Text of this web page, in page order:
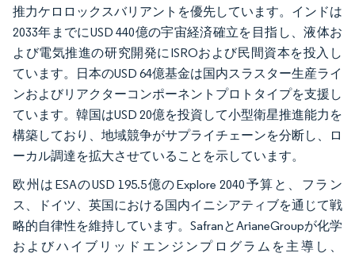
推力ケロロックスバリアントを優先しています。インドは
2033年までにUSD 440億の宇宙経済確立を目指し、液体お
よび電気推進の研究開発にISROおよび民間資本を投入し
ています。日本のUSD 64億基金は国内スラスター生産ライ
ンおよびリアクターコンポーネントプロトタイプを支援し
ています。韓国はUSD 20億を投資して小型衛星推進能力を
構築しており、地域競争がサプライチェーンを分断し、ロ
ーカル調達を拡大させていることを示しています。
欧州はESAのUSD 195.5億のExplore 2040予算と、フラン
ス、ドイツ、英国における国内イニシアティブを通じて戦
略的自律性を維持しています。SafranとArianeGroupが化学
およびハイブリッドエンジンプログラムを主導し、